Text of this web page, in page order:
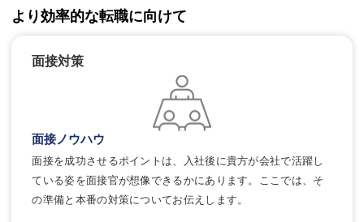
より効率的な転職に向けて
面接対策
面接ノウハウ
面接を成功させるポイントは、入社後に貴方が会社で活躍し
ている姿を面接官が想像できるかにあります。ここでは、そ
の準備と本番の対策についてお伝えします。